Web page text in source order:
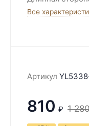
Все
Артикул
810 ₽ 1